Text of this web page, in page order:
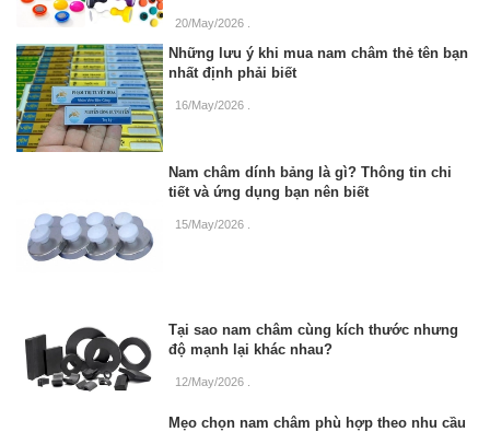
20/May/2026
Những lưu ý khi mua nam châm thẻ tên bạn
nhất định phải biết
16/May/2026
Nam châm dính bảng là gì? Thông tin chi
tiết và ứng dụng bạn nên biết
15/May/2026
Tại sao nam châm cùng kích thước nhưng
độ mạnh lại khác nhau?
12/May/2026
Mẹo chọn nam châm phù hợp theo nhu cầu